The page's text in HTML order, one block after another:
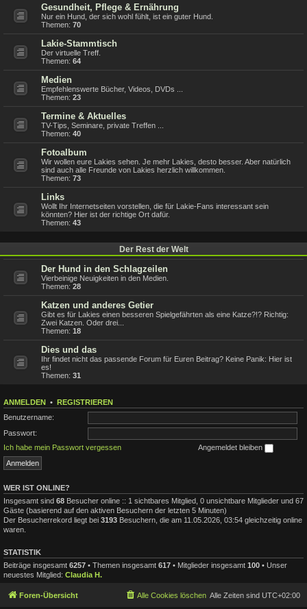
Gesundheit, Pflege & Ernährung
Nur ein Hund, der sich wohl fühlt, ist ein guter Hund.
Themen: 70
Lakie-Stammtisch
Der virtuelle Treff.
Themen: 64
Medien
Empfehlenswerte Bücher, Videos, DVDs ...
Themen: 23
Termine & Aktuelles
TV-Tips, Seminare, private Treffen ...
Themen: 40
Fotoalbum
Wir wollen eure Lakies sehen. Je mehr Lakies, desto besser. Aber natürlich
sind auch alle Freunde von Lakies herzlich willkommen.
Themen: 73
Links
Wollt Ihr Internetseiten vorstellen, die für Lakie-Fans interessant sein
könnten? Hier ist der richtige Ort dafür.
Themen: 43
Der Rest der Welt
Der Hund in den Schlagzeilen
Vierbeinige Neuigkeiten in den Medien.
Themen: 28
Katzen und anderes Getier
Gibt es für Lakies einen besseren Spielgefährten als eine Katze?!? Richtig:
Zwei Katzen. Oder drei...
Themen: 18
Dies und das
Ihr findet nicht das passende Forum für Euren Beitrag? Keine Panik: Hier ist
es!
Themen: 31
ANMELDEN • REGISTRIEREN
Benutzername:
Passwort:
Ich habe mein Passwort vergessen
Angemeldet bleiben
WER IST ONLINE?
Insgesamt sind 68 Besucher online :: 1 sichtbares Mitglied, 0 unsichtbare Mitglieder und 67
Gäste (basierend auf den aktiven Besuchern der letzten 5 Minuten)
Der Besucherrekord liegt bei 3193 Besuchern, die am 11.05.2026, 03:54 gleichzeitig online
waren.
STATISTIK
Beiträge insgesamt 6257 • Themen insgesamt 617 • Mitglieder insgesamt 100 • Unser
neuestes Mitglied: Claudia H.
Foren-Übersicht Alle Zeiten sind UTC+02:00
Alle Cookies löschen